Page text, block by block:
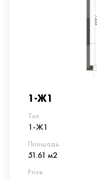
1-Ж1
Тип
1-Ж1
Площадь
51.61 м2
Price